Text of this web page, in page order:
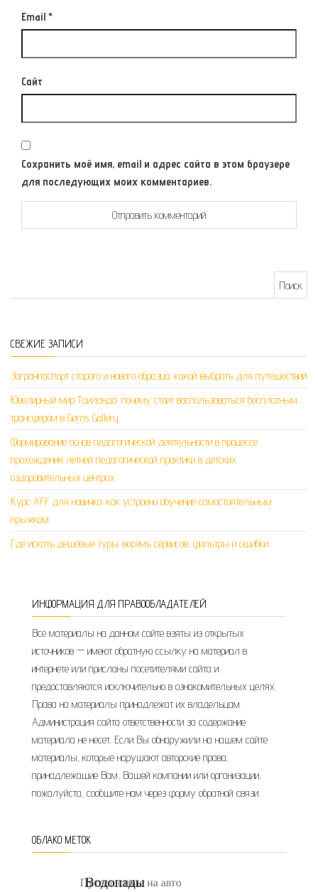
Email *
Сайт
Сохранить моё имя, email и адрес сайта в этом браузере
для последующих моих комментариев.
СВЕЖИЕ ЗАПИСИ
Загранпаспорт старого и нового образца: какой выбрать для путешествий
Ювелирный мир Таиланда: почему стоит воспользоваться бесплатным
трансфером в Gems Gallery
Формирование основ педагогической деятельности в процессе
прохождения летней педагогической практики в детских
оздоровительных центрах
Курс AFF для новичка: как устроено обучение самостоятельным
прыжкам
Где искать дешёвые туры: восемь сервисов, фильтры и ошибки
ИНФОРМАЦИЯ ДЛЯ ПРАВООБЛАДАТЕЛЕЙ
Все материалы на данном сайте взяты из открытых
источников — имеют обратную ссылку на материал в
интернете или присланы посетителями сайта и
предоставляются исключительно в ознакомительных целях.
Права на материалы принадлежат их владельцам.
Администрация сайта ответственности за содержание
материала не несет. Если Вы обнаружили на нашем сайте
материалы, которые нарушают авторские права,
принадлежащие Вам, Вашей компании или организации,
пожалуйста, сообщите нам через форму обратной связи.
ОБЛАКО МЕТОК